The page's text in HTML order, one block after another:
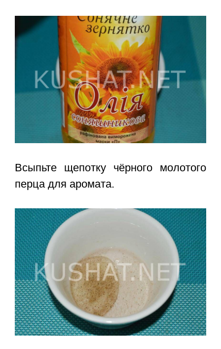
Всыпьте щепотку чёрного молотого
перца для аромата.